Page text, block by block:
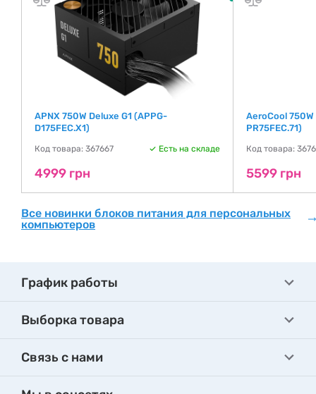
APNX 750W Deluxe G1 (APPG-
D175FEC.X1)
Код товара: 367667 Есть на складе
4999 грн
AeroCool
PR75FEC.71)
Код товара:
5599 грн
Все новинки блоков питания для персональных
компьютеров
График работы
Выборка товара
Связь с нами